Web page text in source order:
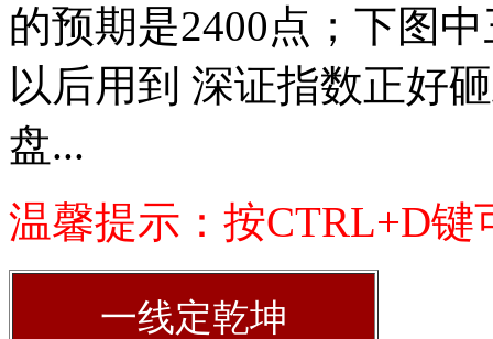
的预期是2400点；下图
以后用到 深证指数正好
盘...
温馨提示：按CTRL+D键
一线定乾坤